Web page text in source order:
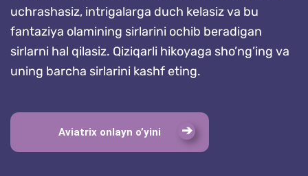
uchrashasiz, intrigalarga duch kelasiz va bu
fantaziya olamining sirlarini ochib beradigan
sirlarni hal qilasiz. Qiziqarli hikoyaga sho’ng’ing va
uning barcha sirlarini kashf eting.
Aviatrix onlayn o’yini